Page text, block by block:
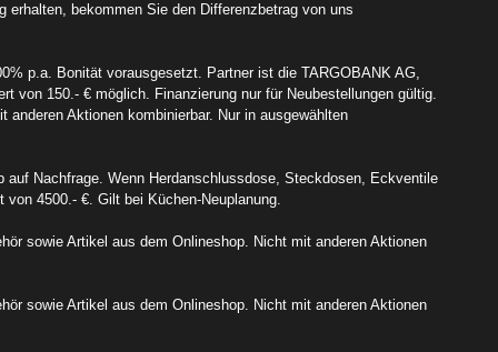
bekommen Sie den Differenzbetrag von uns
p.a. Bonität vorausgesetzt. Partner ist die TARGOBANK AG,
von 150.- € möglich. Finanzierung nur für Neubestellungen gültig.
Aktionen kombinierbar. Nur in ausgewählten
Nachfrage. Wenn Herdanschlussdose, Steckdosen, Eckventile
4500.- €. Gilt bei Küchen-Neuplanung.
sowie Artikel aus dem Onlineshop. Nicht mit anderen Aktionen
sowie Artikel aus dem Onlineshop. Nicht mit anderen Aktionen